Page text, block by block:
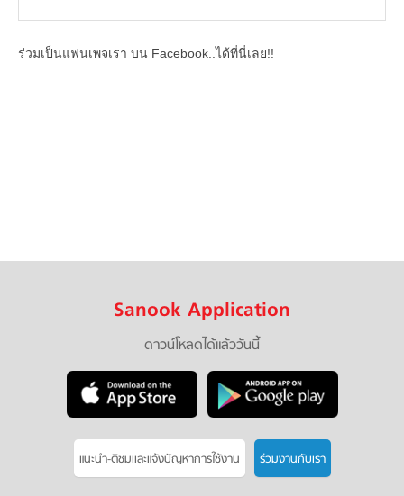
ร่วมเป็นแฟนเพจเรา บน Facebook..ได้ที่นี่เลย!!
Sanook Application
ดาวน์โหลดได้แล้ววันนี้
แนะนำ-ติชมเเละแจ้งปัญหาการใช้งาน ร่วมงานกับเรา